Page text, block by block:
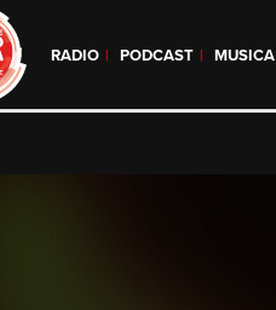
RADIO PODCAST MUSICA